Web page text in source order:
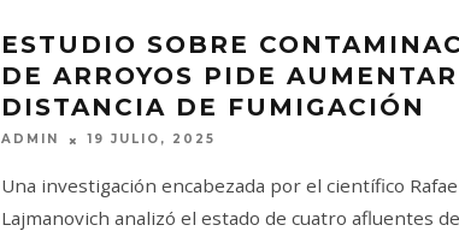
ESTUDIO SOBRE
DE ARROYOS PIDE
DISTANCIA DE FUMIGACIÓN
ADMIN 19 JULIO, 2025
Una investigación encabezada por el científico
Lajmanovich analizó el estado de cuatro afluentes